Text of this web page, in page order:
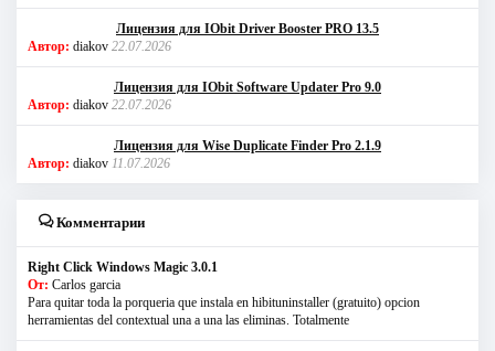
Лицензия для IObit Driver Booster PRO 13.5
Автор: diakov 22.07.2026
Лицензия для IObit Software Updater Pro 9.0
Автор: diakov 22.07.2026
Лицензия для Wise Duplicate Finder Pro 2.1.9
Автор: diakov 11.07.2026
Комментарии
Right Click Windows Magic 3.0.1
От: Carlos garcia
Para quitar toda la porqueria que instala en hibituninstaller (gratuito) opcion
herramientas del contextual una a una las eliminas. Totalmente